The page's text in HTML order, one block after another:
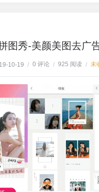
图秀-美颜美图去广
10-19 / 0 评论 / 925 阅读 / 未